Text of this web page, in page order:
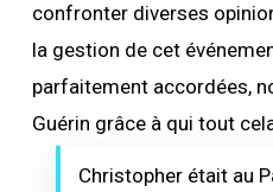
confronter diverses
la gestion de cet
parfaitement accordées,
Guérin grâce à qui tout
Christopher était au